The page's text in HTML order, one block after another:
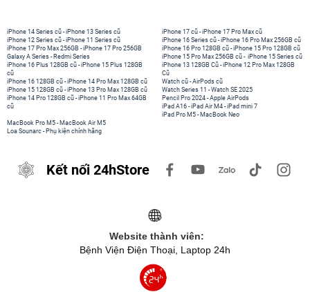
iPhone 14 Series cũ -iPhone 13 Series cũ
iPhone 12 Series cũ -iPhone 11 Series cũ
iPhone 17 Pro Max 256GB -iPhone 17 Pro 256GB
Galaxy A Series - Redmi Series
iPhone 17 cũ -iPhone 17 Pro Max cũ
iPhone 16 Series cũ - iPhone 16 Pro Max 256GB cũ
iPhone 16 Pro 128GB cũ -iPhone 15 Pro 128GB cũ
iPhone 15 Pro Max 256GB cũ - iPhone 15 Series cũ
iPhone 16 Plus 128GB cũ -iPhone 15 Plus 128GB
cũ
iPhone 16 128GB cũ -iPhone 14 Pro Max 128GB cũ
iPhone 15 128GB cũ -iPhone 13 Pro Max 128GB cũ
iPhone 14 Pro 128GB cũ -iPhone 11 Pro Max 64GB
cũ
iPhone 13 128GB Cũ -iPhone 12 Pro Max 128GB
Cũ
Watch cũ -AirPods cũ
Watch Series 11 -Watch SE 2025
Pencil Pro 2024 -Apple AirPods
iPad A16 -iPad Air M4 -iPad mini 7
iPad Pro M5 - MacBook Neo
MacBook Pro M5 - MacBook Air M5
Loa Sounarc - Phụ kiện chính hãng
Kết nối 24hStore
Website thành viên:
Bệnh Viện Điện Thoại, Laptop 24h